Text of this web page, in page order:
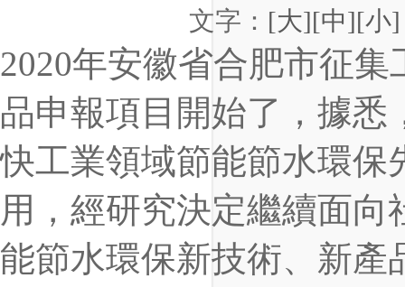
文字： [大][中][小]
2020年安徽省合肥市征集
品申報項目開始了，據悉
快工業領域節能節水環保
用，經研究決定繼續面
能節水環保新技術、新產